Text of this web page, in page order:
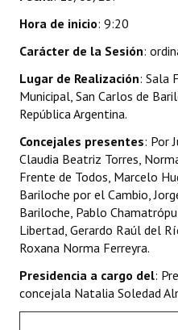
Premio al Mérito - Registro
Audiencias Públicas - Registro
Mujeres que Dejaron Huellas
Periodistas Decanos -
Ciudadano Ilustre - Registro
Banca del Vecino - Registro
Huéspedes de Honor -
Hora de inicio: 9:20
Carácter de la Sesión:
Lugar de Realización: Sala
Municipal, San Carlos de
República Argentina.
Concejales presentes: Por
Claudia Beatriz Torres,
Frente de Todos, Marcelo
Bariloche por el Cambio,
Bariloche, Pablo
Libertad, Gerardo Raúl del
Roxana Norma Ferreyra.
Presidencia a cargo del:
concejala Natalia Soledad